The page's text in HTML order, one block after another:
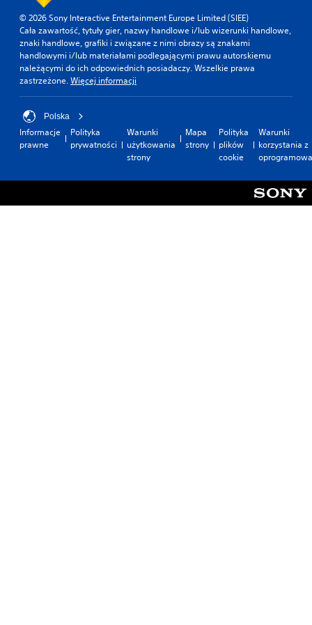
© 2026 Sony Interactive Entertainment Europe Limited (SIEE)
Cała zawartość, tytuły gier, nazwy handlowe i/lub wizerunki handlowe,
znaki handlowe, grafiki i związane z nimi obrazy są znakami
handlowymi i/lub materiałami podlegającymi prawu autorskiemu
należącymi do ich odpowiednich posiadaczy. Wszelkie prawa
zastrzeżone.Więcej informacji
Polska
Informacje
prawne
Polityka
prywatności
Warunki
użytkowania
strony
Mapa
strony
Polityka
plików
cookie
Warunki
korzystania z